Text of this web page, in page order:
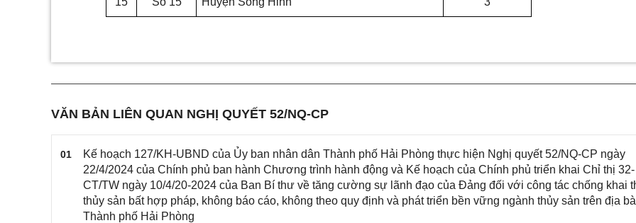
VĂN BẢN LIÊN QUAN NGHỊ QUYẾT 52/NQ-CP
01
Kế hoạch 127/KH-UBND của Ủy ban nhân dân Thành phố Hải Phòng thực hiện Nghị quyết 52/NQ-CP ngày
22/4/2024 của Chính phủ ban hành Chương trình hành động và Kế hoạch của Chính phủ triển khai Chỉ thị 32-
CT/TW ngày 10/4/20-2024 của Ban Bí thư về tăng cường sự lãnh đạo của Đảng đối với công tác chống khai
thủy sản bất hợp pháp, không báo cáo, không theo quy định và phát triển bền vững ngành thủy sản trên địa
Thành phố Hải Phòng